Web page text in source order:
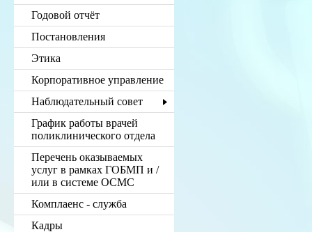
Годовой отчёт
Постановления
Этика
Корпоративное управление
Наблюдательный совет
График работы врачей
поликлинического отдела
Перечень оказываемых
услуг в рамках ГОБМП и /
или в системе ОСМС
Комплаенс - служба
Кадры